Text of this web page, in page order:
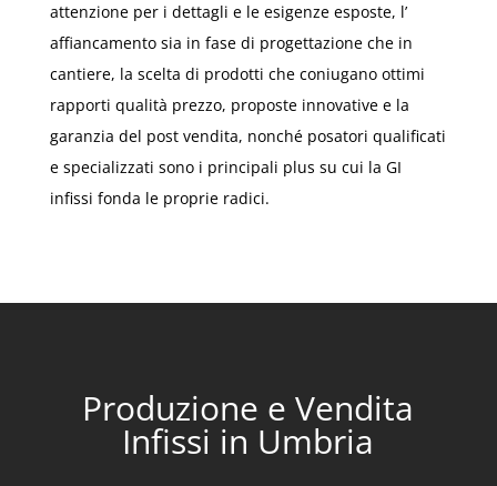
attenzione per i dettagli e le esigenze esposte, l’
affiancamento sia in fase di progettazione che in
cantiere, la scelta di prodotti che coniugano ottimi
rapporti qualità prezzo, proposte innovative e la
garanzia del post vendita, nonché posatori qualificati
e specializzati sono i principali plus su cui la GI
infissi fonda le proprie radici.
Produzione e Vendita
Infissi in Umbria